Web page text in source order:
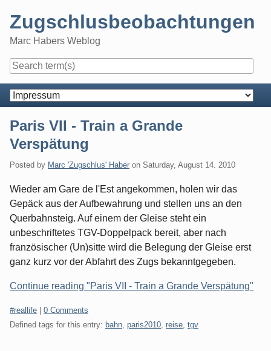
content
Zugschlusbeobachtungen
Marc Habers Weblog
Navigation
Paris VII - Train a Grande
Verspätung
Posted by Marc 'Zugschlus' Haber on Saturday, August 14. 2010
Wieder am Gare de l'Est angekommen, holen wir das
Gepäck aus der Aufbewahrung und stellen uns an den
Querbahnsteig. Auf einem der Gleise steht ein
unbeschriftetes TGV-Doppelpack bereit, aber nach
französischer (Un)sitte wird die Belegung der Gleise erst
ganz kurz vor der Abfahrt des Zugs bekanntgegeben.
Continue reading "Paris VII - Train a Grande Verspätung"
Categories:
#reallife
0 Comments
Defined tags for this entry: bahn paris2010 reise tgv